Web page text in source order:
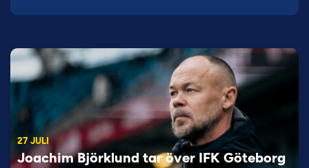
27 JULI
Joachim Björklund tar över IFK Göteborg